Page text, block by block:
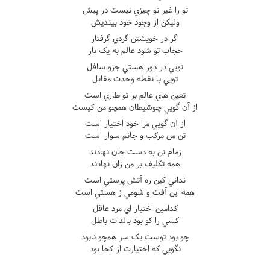
تو را غير تو چيزي نيست در پيش
وليکن از وجود خود بينديش
اگر در خويشتن گردي گرفتار
حجاب تو شود عالم به يک بار
تويي در دور هستي جزو سافل
تويي با نقطه وحدت مقابل
تعين هاي عالم بر تو طاري است
از آن گويي چوشيطان همچو من کيست
از آن گويي مرا خود اختيار است
تن من مرکب و جانم سوار است
زمام تن به دست جان نهادند
همه تکليف بر من زان نهادند
نداني کين ره آتش پرستي است
همه اين آفت و شومي ز هستي است
کدامين اختيار اي مرد عاقل
کسي را کو بود بالذات باطل
چو بود توست يک سر همچو نابود
نگويي که اختيارت از کجا بود